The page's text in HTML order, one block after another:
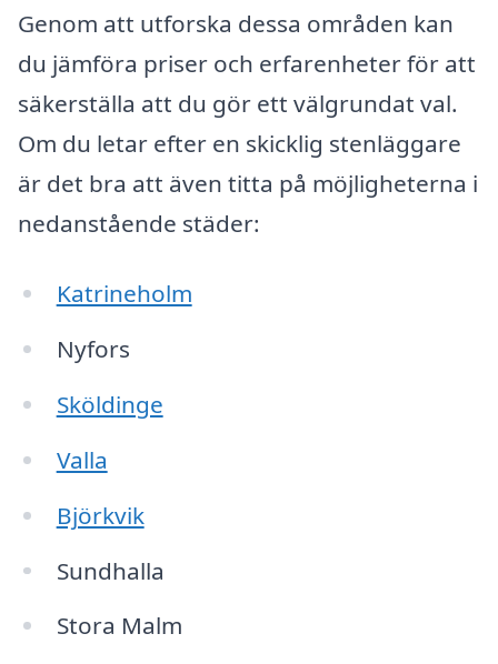
Genom att utforska dessa områden kan
du jämföra priser och erfarenheter för att
säkerställa att du gör ett välgrundat val.
Om du letar efter en skicklig stenläggare
är det bra att även titta på möjligheterna i
nedanstående städer:
Katrineholm
Nyfors
Sköldinge
Valla
Björkvik
Sundhalla
Stora Malm